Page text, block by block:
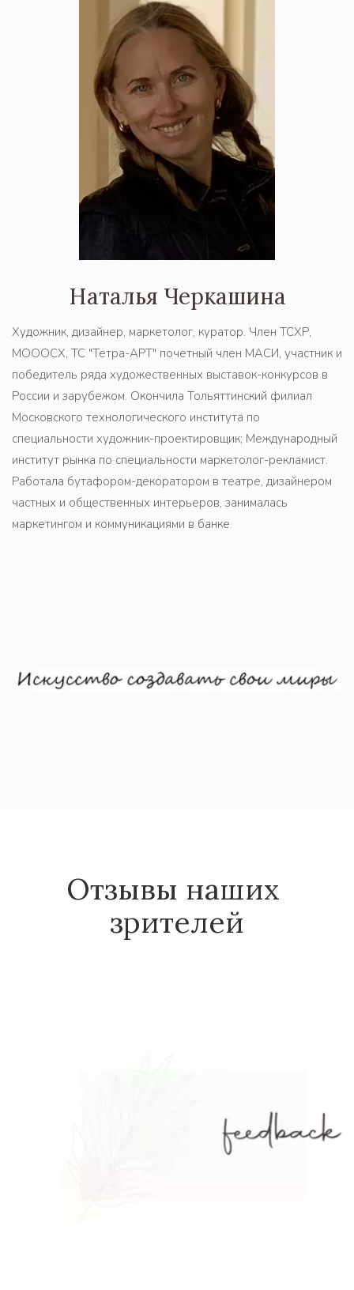
Наталья Черкашина
Художник, дизайнер, маркетолог, куратор. Член ТСХР,
МОООСХ, ТС "Тетра-АРТ" почетный член МАСИ, участник и
победитель ряда художественных выставок-конкурсов в
России и зарубежом. Окончила Тольяттинский филиал
Московского технологического института по
специальности художник-проектировщик; Международный
институт рынка по специальности маркетолог-рекламист.
Работала бутафором-декоратором в театре, дизайнером
частных и общественных интерьеров, занималась
маркетингом и коммуникациями в банке.
Отзывы наших
зрителей